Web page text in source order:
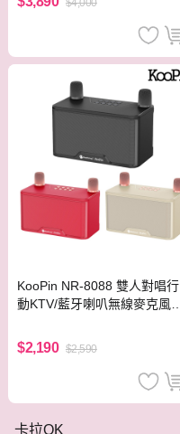
KooPin NR-8088 雙人對唱行
動KTV/藍牙喇叭無線麥克風組
$2,190 $2,590
卡拉OK